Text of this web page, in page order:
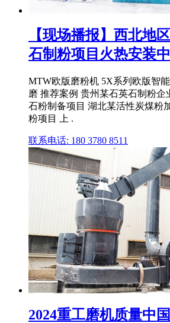
【现场播报】西北地
石制粉项目火热安装中
MTW欧版磨粉机 5X系列欧版智
磨 推荐案例 贵州某石英石制粉企
石粉制备项目 湖北某活性炭煤粉
粉项目 上 .
联系电话: 180 3780 8511
2024重工磨机质量中